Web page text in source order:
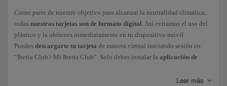
Como parte de nuestro objetivo para alcanzar la neutralidad climática,
todas nuestras tarjetas son de formato digital. Así evitamos el uso del
plástico y la obtienes inmediatamente en tu dispositivo móvil.
Puedes descargarte tu tarjeta de manera virtual iniciando sesión en
“Iberia Club> Mi Iberia Club”. Solo debes instalar la aplicación de
accederás también a funciones como reservas o check-in online.Leer más